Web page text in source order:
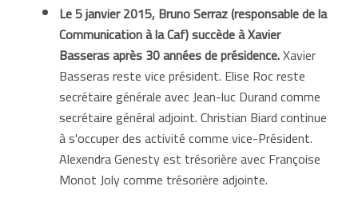
Le 5 janvier 2015, Bruno Serraz (responsable de la
Communication à la Caf) succède à Xavier
Basseras après 30 années de présidence.Xavier
Basseras reste vice président. Elise Roc reste
secrétaire générale avec Jean-luc Durand comme
secrétaire général adjoint. Christian Biard continue
à s'occuper des activité comme vice-Président.
Alexendra Genesty est trésorière avec Françoise
Monot Joly comme trésorière adjointe.